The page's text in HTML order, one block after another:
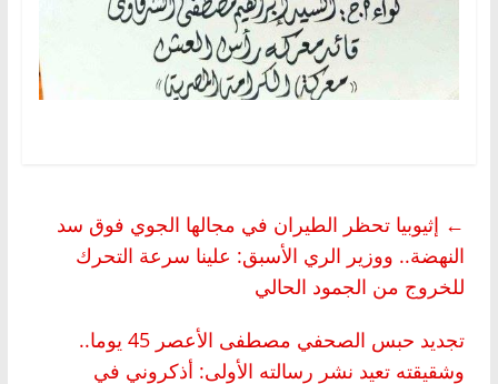
← إثيوبيا تحظر الطيران في مجالها الجوي فوق سد
النهضة.. ووزير الري الأسبق: علينا سرعة التحرك
للخروج من الجمود الحالي
تجديد حبس الصحفي مصطفى الأعصر 45 يوما..
وشقيقته تعيد نشر رسالته الأولى: أذكروني في